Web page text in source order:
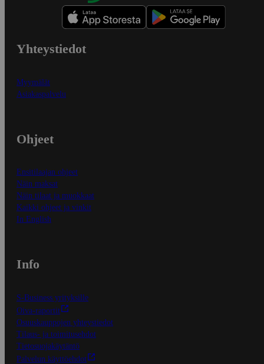
Yhteystiedot
Myymälät
Asiakaspalvelu
Ohjeet
Ensitilaajan ohjeet
Näin maksat
Näin tilaat ja muokkaat
Kaikki ohjeet ja vinkit
In English
Info
S-Business yrityksille
Oiva-raportit
Osuuskauppojen yhteystiedot
Tilaus- ja toimitusehdot
Tietosuojakäytäntö
Palvelun käyttöehdot